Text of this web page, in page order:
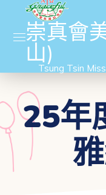
崇真會
山)
Tsung Tsin
25年